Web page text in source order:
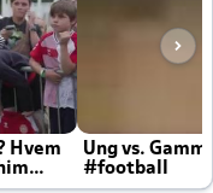
Hvem
Ung vs.
#football